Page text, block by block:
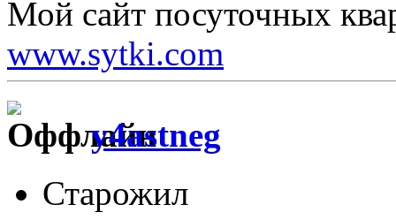
Мой сайт посуточных
www.sytki.com
y4astneg
Старожил